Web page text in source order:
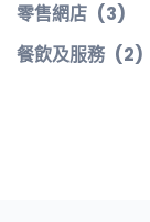
零售網店 (3)
餐飲及服務 (2)